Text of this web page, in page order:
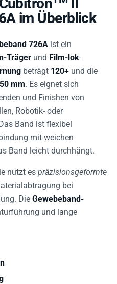
im Überblick
726A ist ein
Träger und Film-lok-
beträgt 120+ und die
mm. Es eignet sich
und Finishen von
Robotik- oder
Band ist flexibel
mit weichen
Band leicht durchhängt.
nutzt es präzisionsgeformte
bei
Die Gewebeband-
und lange